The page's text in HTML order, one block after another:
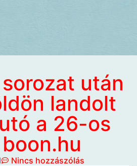
után
landolt
a 26-os
Nincs hozzászólás